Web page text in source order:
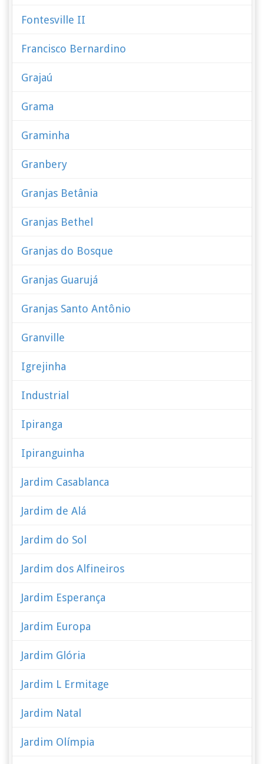
Fontesville II
Francisco Bernardino
Grajaú
Grama
Graminha
Granbery
Granjas Betânia
Granjas Bethel
Granjas do Bosque
Granjas Guarujá
Granjas Santo Antônio
Granville
Igrejinha
Industrial
Ipiranga
Ipiranguinha
Jardim Casablanca
Jardim de Alá
Jardim do Sol
Jardim dos Alfineiros
Jardim Esperança
Jardim Europa
Jardim Glória
Jardim L Ermitage
Jardim Natal
Jardim Olímpia